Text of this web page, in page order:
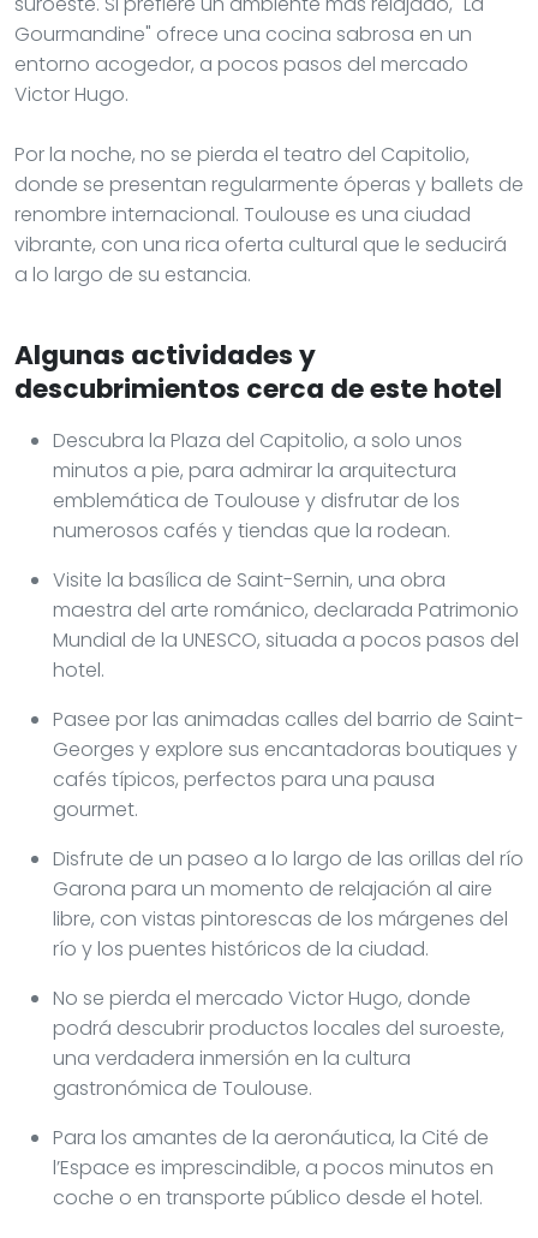
Gourmandine" ofrece una cocina sabrosa en un
entorno acogedor, a pocos pasos del mercado
Victor Hugo.
Por la noche, no se pierda el teatro del Capitolio,
donde se presentan regularmente óperas y ballets de
renombre internacional. Toulouse es una ciudad
vibrante, con una rica oferta cultural que le seducirá
a lo largo de su estancia.
Algunas actividades y
descubrimientos cerca de este hotel
Descubra la Plaza del Capitolio, a solo unos
minutos a pie, para admirar la arquitectura
emblemática de Toulouse y disfrutar de los
numerosos cafés y tiendas que la rodean.
Visite la basílica de Saint-Sernin, una obra
maestra del arte románico, declarada Patrimonio
Mundial de la UNESCO, situada a pocos pasos del
hotel.
Pasee por las animadas calles del barrio de Saint-
Georges y explore sus encantadoras boutiques y
cafés típicos, perfectos para una pausa
gourmet.
Disfrute de un paseo a lo largo de las orillas del río
Garona para un momento de relajación al aire
libre, con vistas pintorescas de los márgenes del
río y los puentes históricos de la ciudad.
No se pierda el mercado Victor Hugo, donde
podrá descubrir productos locales del suroeste,
una verdadera inmersión en la cultura
gastronómica de Toulouse.
Para los amantes de la aeronáutica, la Cité de
l’Espace es imprescindible, a pocos minutos en
coche o en transporte público desde el hotel.